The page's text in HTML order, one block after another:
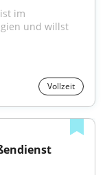
und willst
Vollzeit